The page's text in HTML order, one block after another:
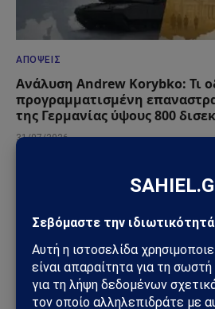
ΑΠΌΨΕΙΣ
Ανάλυση Andrew Korybko: Τι
προγραμματισμένη
της Γερμανίας ύψους 800
31/07/2026